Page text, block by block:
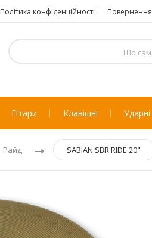
Політика конфіденційності
Гітари Клавішні Ударні
Райд SABIAN SBR RIDE 20"